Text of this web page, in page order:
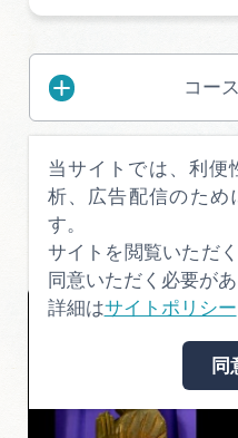
コー
このページを
他にこんなペ
当サイトでは、利便
析、広告配信のため
す。
サイトを閲覧いただ
同意いただく必要があ
詳細はサイトポリシー
同